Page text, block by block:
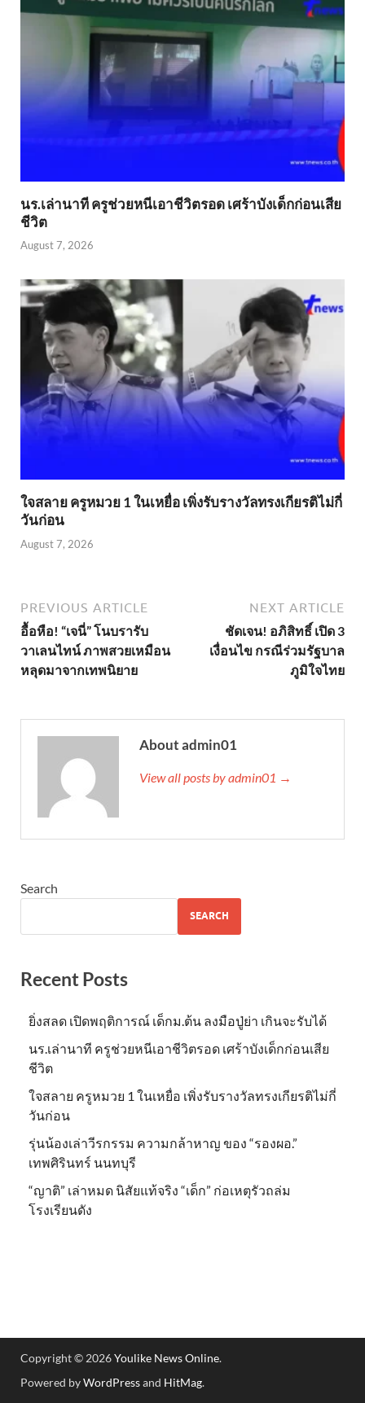
นร.เล่านาที ครูช่วยหนีเอาชีวิตรอด เศร้าบังเด็กก่อนเสีย
ชีวิต
August 7, 2026
ใจสลาย ครูหมวย 1 ในเหยื่อ เพิ่งรับรางวัลทรงเกียรติไม่กี่
วันก่อน
August 7, 2026
PREVIOUS ARTICLE
อื้อหือ! “เจนี่” โนบรารับ
วาเลนไทน์ ภาพสวยเหมือน
หลุดมาจากเทพนิยาย
NEXT ARTICLE
ชัดเจน! อภิสิทธิ์ เปิด 3
เงื่อนไข กรณีร่วมรัฐบาล
ภูมิใจไทย
About admin01
View all posts by admin01 →
Search
SEARCH
Recent Posts
ยิ่งสลด เปิดพฤติการณ์ เด็กม.ต้น ลงมือปู่ย่า เกินจะรับได้
นร.เล่านาที ครูช่วยหนีเอาชีวิตรอด เศร้าบังเด็กก่อนเสีย
ชีวิต
ใจสลาย ครูหมวย 1 ในเหยื่อ เพิ่งรับรางวัลทรงเกียรติไม่กี่
วันก่อน
รุ่นน้องเล่าวีรกรรม ความกล้าหาญ ของ “รองผอ.”
เทพศิรินทร์ นนทบุรี
“ญาติ” เล่าหมด นิสัยแท้จริง “เด็ก” ก่อเหตุรัวถล่ม
โรงเรียนดัง
Copyright © 2026Youlike News Online.
Powered byWordPressand HitMag.